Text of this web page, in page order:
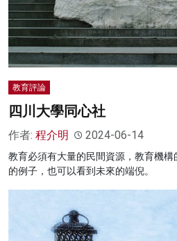
灼見活動
關於我們
教育評論
四川大學同心社
作者: 程介明 2024-06-14
教育必須有大量的民間資源，教育機
的例子，也可以看到未來的端倪。